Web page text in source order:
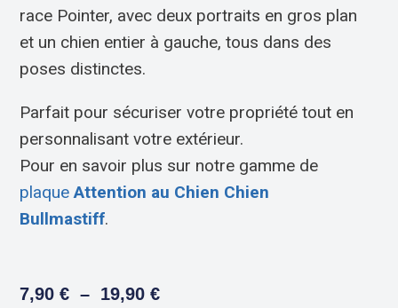
race Pointer, avec deux portraits en gros plan
et un chien entier à gauche, tous dans des
poses distinctes.
Parfait pour sécuriser votre propriété tout en
personnalisant votre extérieur.
Pour en savoir plus sur notre gamme de
plaqueAttention au Chien Chien
Bullmastiff.
7,90€ – 19,90€